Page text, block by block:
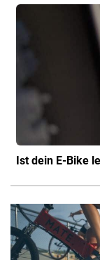
Ist dein E-Bike